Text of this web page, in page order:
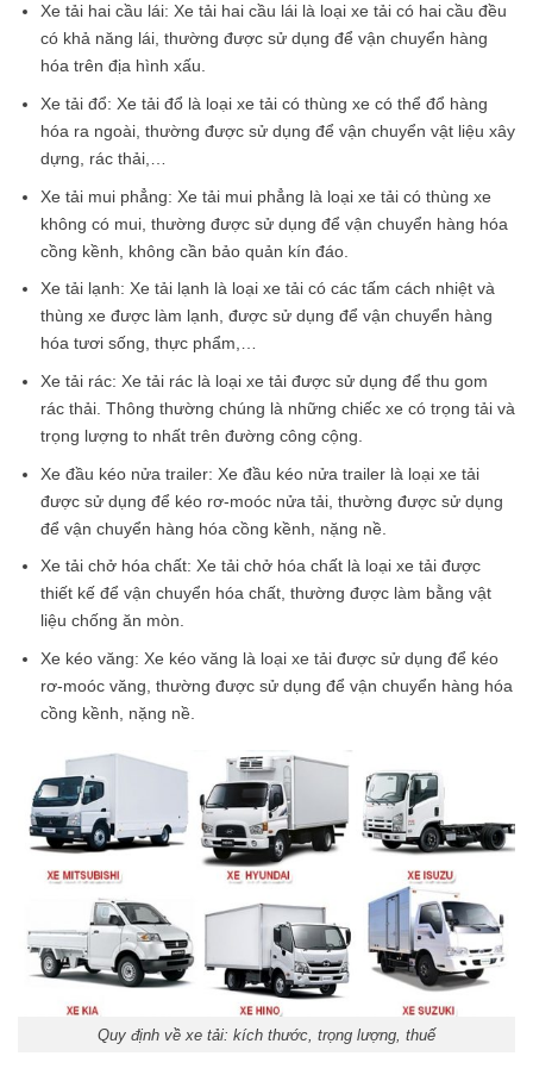
Xe tải hai cầu lái: Xe tải hai cầu lái là loại xe tải có hai cầu đều
có khả năng lái, thường được sử dụng để vận chuyển hàng
hóa trên địa hình xấu.
Xe tải đổ: Xe tải đổ là loại xe tải có thùng xe có thể đổ hàng
hóa ra ngoài, thường được sử dụng để vận chuyển vật liệu xây
dựng, rác thải,…
Xe tải mui phẳng: Xe tải mui phẳng là loại xe tải có thùng xe
không có mui, thường được sử dụng để vận chuyển hàng hóa
cồng kềnh, không cần bảo quản kín đáo.
Xe tải lạnh: Xe tải lạnh là loại xe tải có các tấm cách nhiệt và
thùng xe được làm lạnh, được sử dụng để vận chuyển hàng
hóa tươi sống, thực phẩm,…
Xe tải rác: Xe tải rác là loại xe tải được sử dụng để thu gom
rác thải. Thông thường chúng là những chiếc xe có trọng tải và
trọng lượng to nhất trên đường công cộng.
Xe đầu kéo nửa trailer: Xe đầu kéo nửa trailer là loại xe tải
được sử dụng để kéo rơ-moóc nửa tải, thường được sử dụng
để vận chuyển hàng hóa cồng kềnh, nặng nề.
Xe tải chở hóa chất: Xe tải chở hóa chất là loại xe tải được
thiết kế để vận chuyển hóa chất, thường được làm bằng vật
liệu chống ăn mòn.
Xe kéo văng: Xe kéo văng là loại xe tải được sử dụng để kéo
rơ-moóc văng, thường được sử dụng để vận chuyển hàng hóa
cồng kềnh, nặng nề.
Quy định về xe tải: kích thước, trọng lượng, thuế